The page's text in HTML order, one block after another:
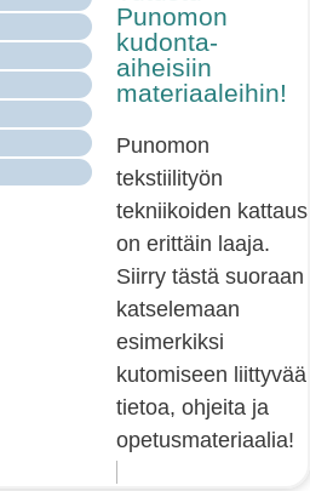
Punomon
kudonta-
aiheisiin
materiaaleihin!
Punomon
tekstiilityön
tekniikoiden kattaus
on erittäin laaja.
Siirry tästä suoraan
katselemaan
esimerkiksi
kutomiseen liittyvää
tietoa, ohjeita ja
opetusmateriaalia!